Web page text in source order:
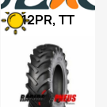
12PR, TT